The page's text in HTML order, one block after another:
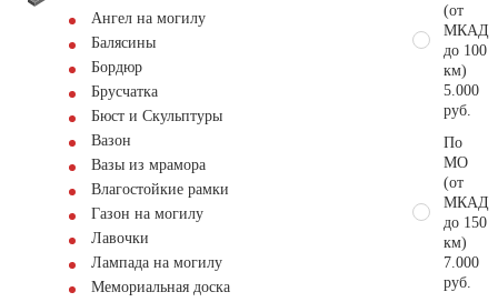
Ангел на могилу
Балясины
Бордюр
Брусчатка
Бюст и Скульптуры
Вазон
Вазы из мрамора
Влагостойкие рамки
Газон на могилу
Лавочки
Лампада на могилу
Мемориальная доска
(от
МКАД
до 100
км)
5.000
руб.
По
МО
(от
МКАД
до 150
км)
7.000
руб.